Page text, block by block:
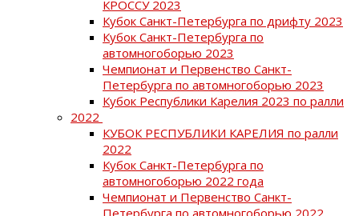
КРОССУ 2023
Кубок Санкт-Петербурга по дрифту 2023
Кубок Санкт-Петербурга по
автомногоборью 2023
Чемпионат и Первенство Санкт-
Петербурга по автомногоборью 2023
Кубок Республики Карелия 2023 по ралли
2022
КУБОК РЕСПУБЛИКИ КАРЕЛИЯ по ралли
2022
Кубок Санкт-Петербурга по
автомногоборью 2022 года
Чемпионат и Первенство Санкт-
Петербурга по автомногоборью 2022